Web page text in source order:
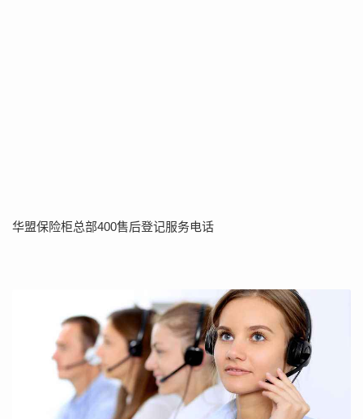
华盟保险柜总部400售后登记服务电话